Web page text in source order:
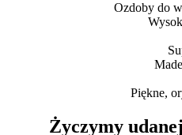
Ozdoby do
Piękne,
Życzymy